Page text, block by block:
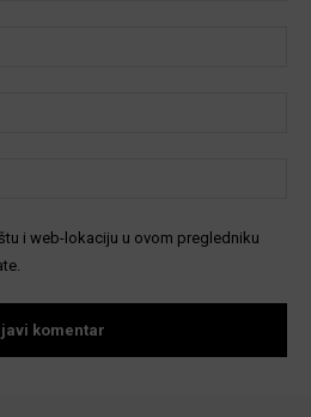
i web-lokaciju u ovom pregledniku